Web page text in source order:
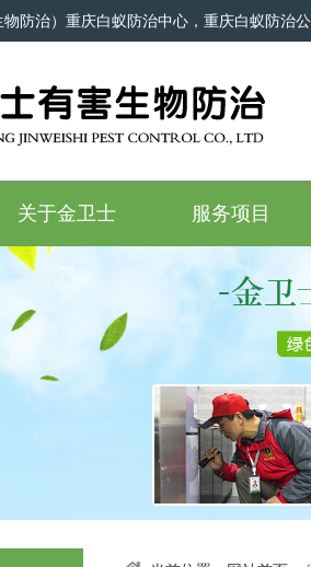
防治）重庆白蚁防治中心，重庆白蚁防治
关于金卫士 服务项目